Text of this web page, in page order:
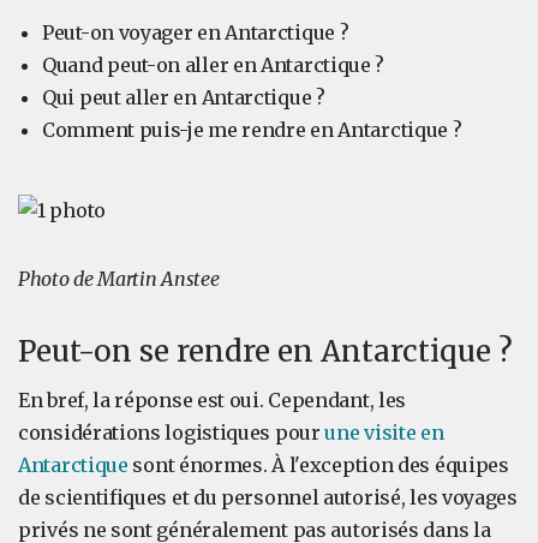
Peut-on voyager en Antarctique ?
Quand peut-on aller en Antarctique ?
Qui peut aller en Antarctique ?
Comment puis-je me rendre en Antarctique ?
Photo de Martin Anstee
Peut-on se rendre en Antarctique ?
En bref, la réponse est oui. Cependant, les
considérations logistiques pourune visite en
Antarctique sont énormes. À l'exception des équipes
de scientifiques et du personnel autorisé, les voyages
privés ne sont généralement pas autorisés dans la